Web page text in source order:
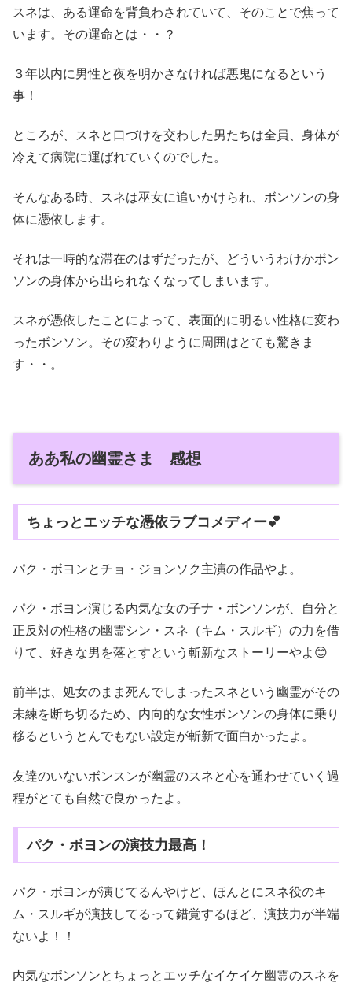
スネは、ある運命を背負わされていて、そのことで焦って
います。その運命とは・・？
３年以内に男性と夜を明かさなければ悪鬼になるという
事！
ところが、スネと口づけを交わした男たちは全員、身体が
冷えて病院に運ばれていくのでした。
そんなある時、スネは巫女に追いかけられ、ボンソンの身
体に憑依します。
それは一時的な滞在のはずだったが、どういうわけかボン
ソンの身体から出られなくなってしまいます。
スネが憑依したことによって、表面的に明るい性格に変わ
ったボンソン。その変わりように周囲はとても驚きま
す・・。
ああ私の幽霊さま 感想
ちょっとエッチな憑依ラブコメディー💕
パク・ボヨンとチョ・ジョンソク主演の作品やよ。
パク・ボヨン演じる内気な女の子ナ・ボンソンが、自分と
正反対の性格の幽霊シン・スネ（キム・スルギ）の力を借
りて、好きな男を落とすという斬新なストーリーやよ😊
前半は、処女のまま死んでしまったスネという幽霊がその
未練を断ち切るため、内向的な女性ボンソンの身体に乗り
移るというとんでもない設定が斬新で面白かったよ。
友達のいないボンスンが幽霊のスネと心を通わせていく過
程がとても自然で良かったよ。
パク・ボヨンの演技力最高！
パク・ボヨンが演じてるんやけど、ほんとにスネ役のキ
ム・スルギが演技してるって錯覚するほど、演技力が半端
ないよ！！
内気なボンソンとちょっとエッチなイケイケ幽霊のスネを